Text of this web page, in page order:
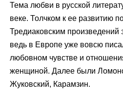
Тема любви в русской
веке. Толчком к ее развитию
Тредиаковским произведений
ведь в Европе уже вовсю
любовном чувстве и
женщиной. Далее были
Жуковский, Карамзин.